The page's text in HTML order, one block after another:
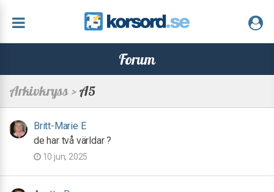
Forum
Arkivkryss >A5
Britt-Marie E
de har två världar ?
10 jun, 2025